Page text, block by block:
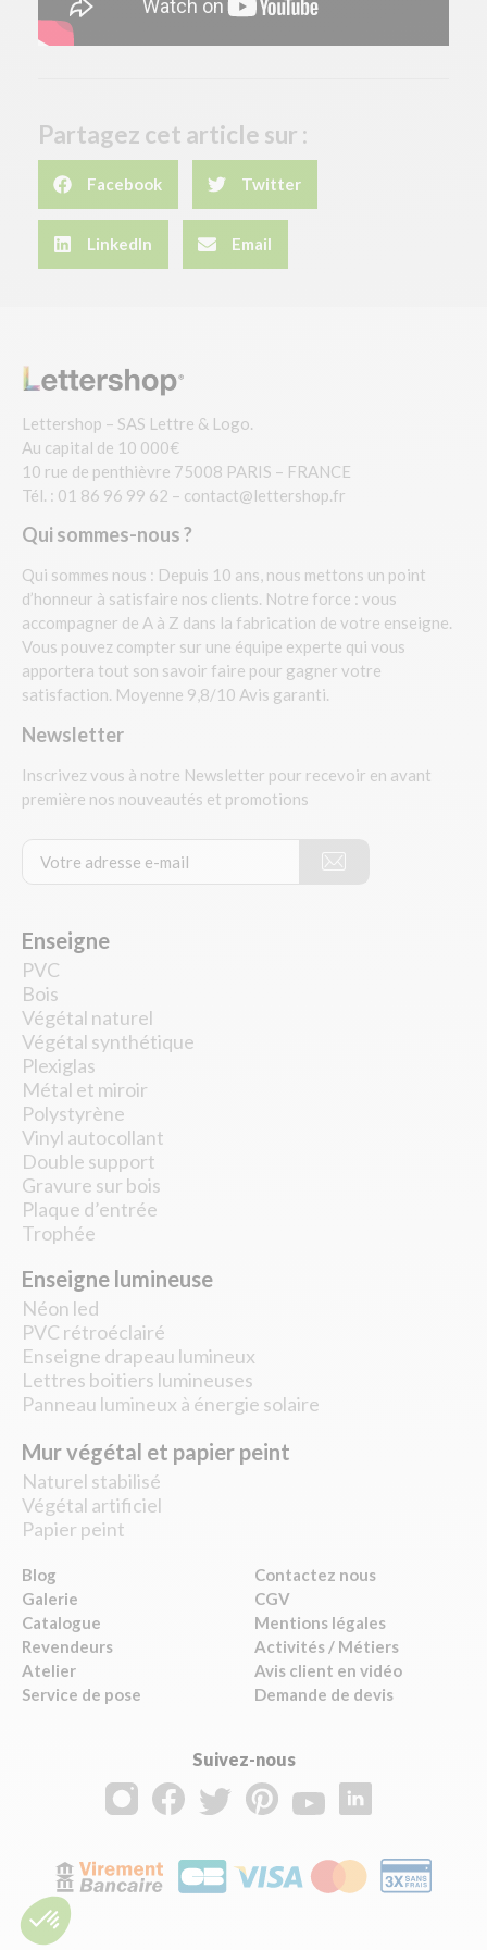
Partagez cet article sur :
Facebook Twitter
LinkedIn Email
Lettershop – SAS Lettre & Logo.
Au capital de 10 000€
10 rue de penthièvre 75008 PARIS – FRANCE
Tél. : 01 86 96 99 62 – contact@lettershop.fr
Qui sommes-nous ?
Qui sommes nous : Depuis 10 ans, nous mettons un point
d’honneur à satisfaire nos clients. Notre force : vous
accompagner de A à Z dans la fabrication de votre enseigne.
Vous pouvez compter sur une équipe experte qui vous
apportera tout son savoir faire pour gagner votre
satisfaction. Moyenne 9,8/10 Avis garanti.
Newsletter
Inscrivez vous à notre Newsletter pour recevoir en avant
première nos nouveautés et promotions
Enseigne
PVC
Bois
Végétal naturel
Végétal synthétique
Plexiglas
Métal et miroir
Polystyrène
Vinyl autocollant
Double support
Gravure sur bois
Plaque d’entrée
Trophée
Enseigne lumineuse
Néon led
PVC rétroéclairé
Enseigne drapeau lumineux
Lettres boitiers lumineuses
Panneau lumineux à énergie solaire
Mur végétal et papier peint
Naturel stabilisé
Végétal artificiel
Papier peint
Blog
Galerie
Catalogue
Revendeurs
Atelier
Service de pose
Contactez nous
CGV
Mentions légales
Activités / Métiers
Avis client en vidéo
Demande de devis
Suivez-nous